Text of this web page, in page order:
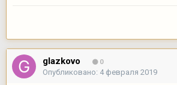
glazkovo 0
Опубликовано: 4 февраля 2019